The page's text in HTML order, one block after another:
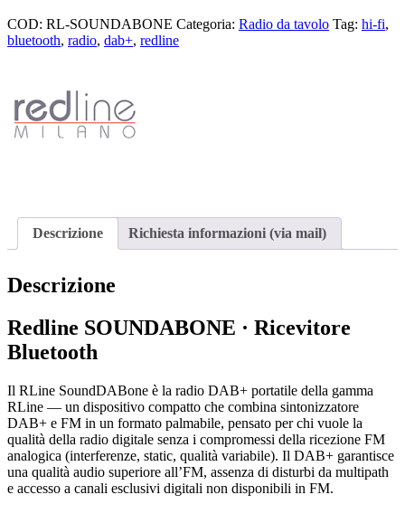
COD: RL-SOUNDABONE Categoria: Radio da tavolo Tag: hi-fi,
bluetooth, radio, dab+, redline
Descrizione Richiesta informazioni (via mail)
Descrizione
Redline SOUNDABONE · Ricevitore
Bluetooth
Il RLine SoundDABone è la radio DAB+ portatile della gamma
RLine — un dispositivo compatto che combina sintonizzatore
DAB+ e FM in un formato palmabile, pensato per chi vuole la
qualità della radio digitale senza i compromessi della ricezione FM
analogica (interferenze, static, qualità variabile). Il DAB+ garantisce
una qualità audio superiore all’FM, assenza di disturbi da multipath
e accesso a canali esclusivi digitali non disponibili in FM.